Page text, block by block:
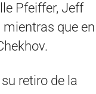
Pfeiffer, Jeff
que en
retiro de la